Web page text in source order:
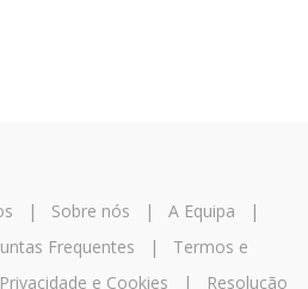
| Sobre nós | A Equipa |
Frequentes | Termos e
e Cookies |
Resolução